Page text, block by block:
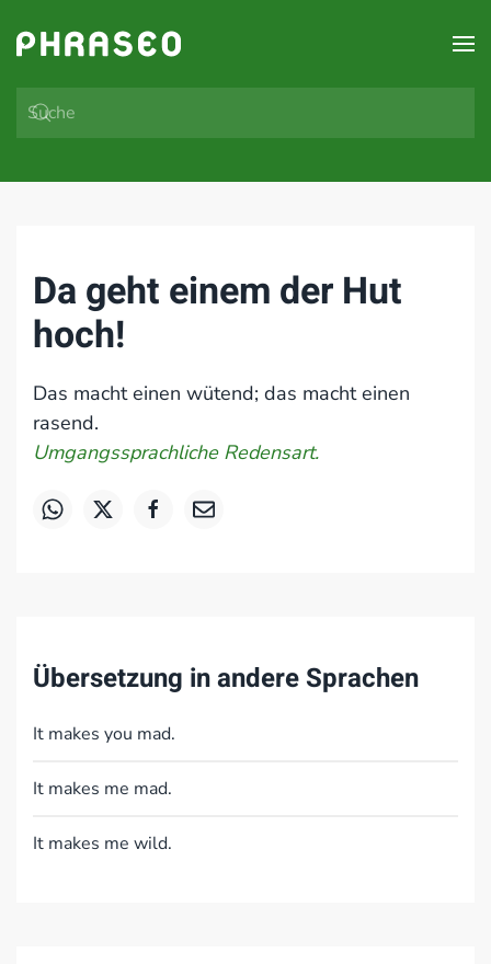
Zum Hauptinhalt springen
Da geht einem der Hut
hoch!
Das macht einen wütend; das macht einen
rasend.
Umgangssprachliche Redensart.
Übersetzung in andere Sprachen
It makes you mad.
It makes me mad.
It makes me wild.